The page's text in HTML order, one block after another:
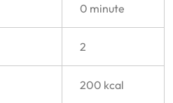
0 minute
2
200 kcal